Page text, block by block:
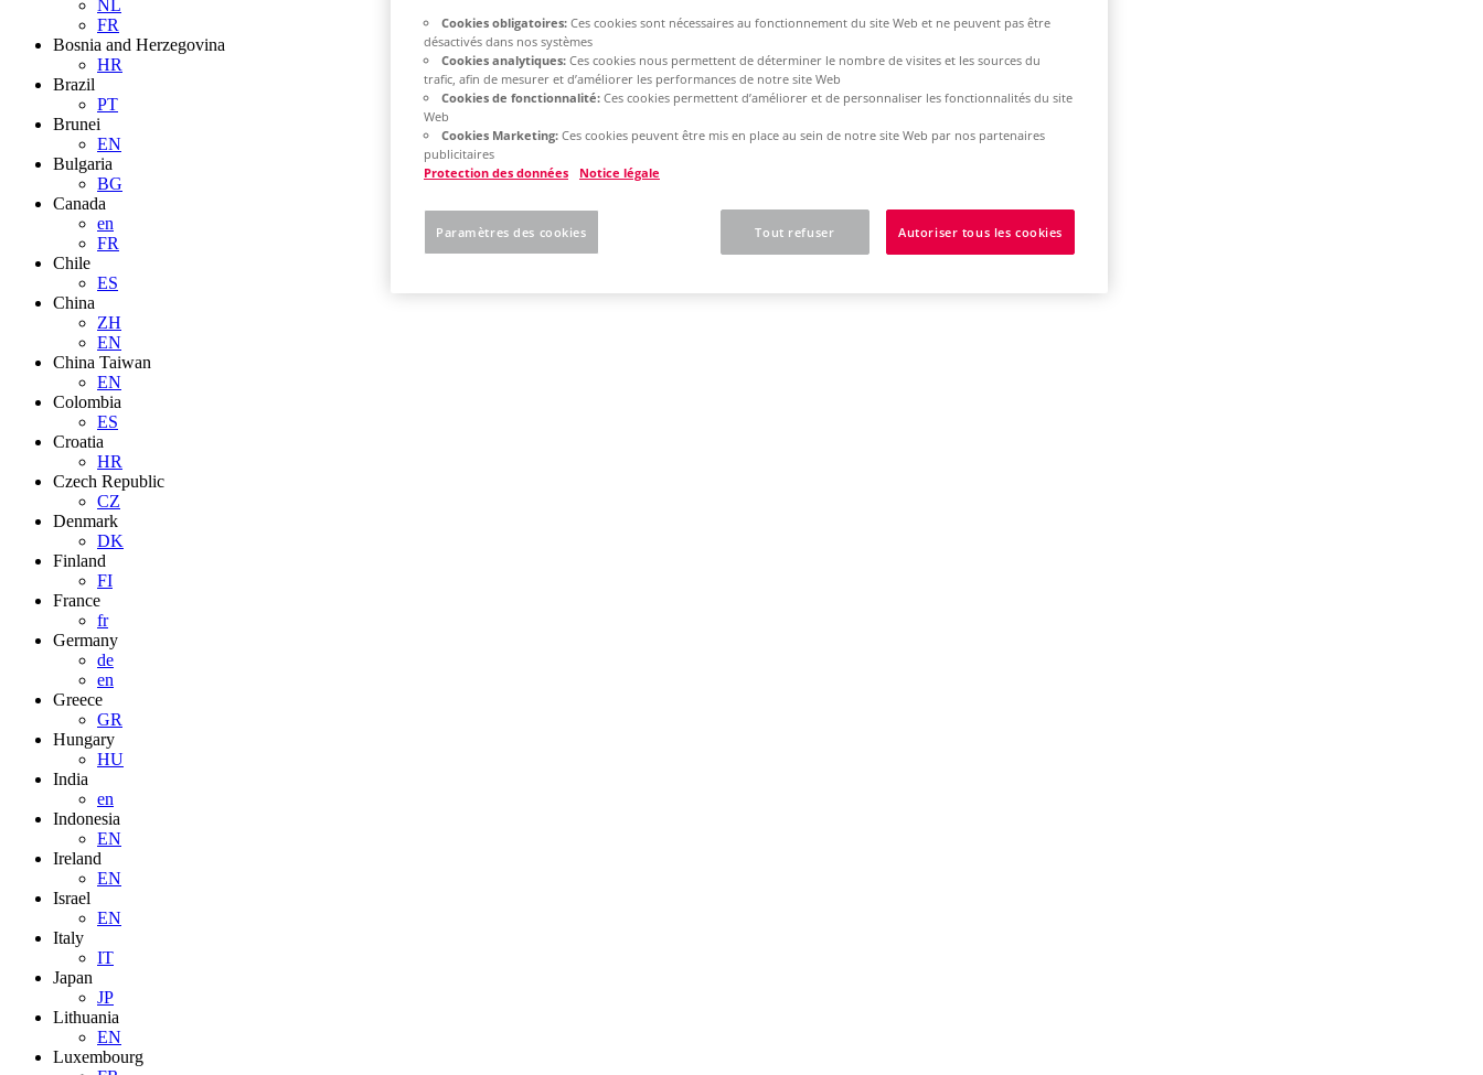
NL
FR
Bosnia and Herzegovina
HR
Brazil
PT
Brunei
EN
Bulgaria
BG
Canada
en
FR
Chile
ES
China
ZH
EN
China Taiwan
EN
Colombia
ES
Croatia
HR
Czech Republic
CZ
Denmark
DK
Finland
FI
France
fr
Germany
de
en
Greece
GR
Hungary
HU
India
en
Indonesia
EN
Ireland
EN
Israel
EN
Italy
IT
Japan
JP
Lithuania
EN
Luxembourg
Cookies obligatoires: Ces cookies sont nécessaires au fonctionnement du site Web et ne peuvent pas être
désactivés dans nos systèmes
Cookies analytiques: Ces cookies nous permettent de déterminer le nombre de visites et les sources du
trafic, afin de mesurer et d’améliorer les performances de notre site Web
Cookies de fonctionnalité: Ces cookies permettent d’améliorer et de personnaliser les fonctionnalités du site
Web
Cookies Marketing: Ces cookies peuvent être mis en place au sein de notre site Web par nos partenaires
publicitaires
Protection des données
Notice légale
Tout refuser Autoriser tous les cookies
Paramètres des cookies